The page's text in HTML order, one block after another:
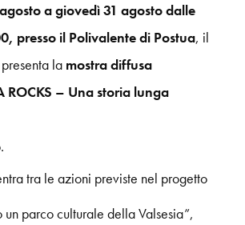
a giovedì 31 agosto dalle
presso il Polivalente di Postua, il
la mostra diffusa
ROCKS – Una storia lunga
tra le azioni previste nel progetto
un parco culturale della Valsesia”,